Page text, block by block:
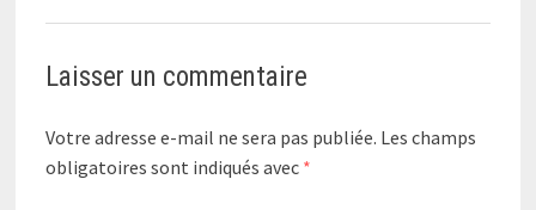
Laisser un commentaire
Votre adresse e-mail ne sera pas publiée. Les champs
obligatoires sont indiqués avec *